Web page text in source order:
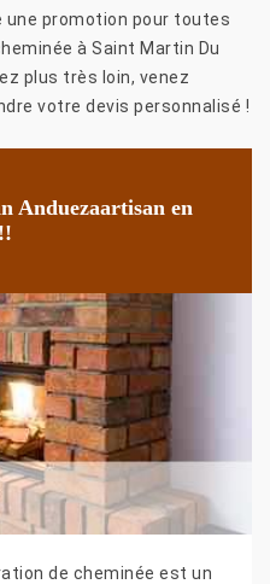
une promotion pour toutes
à Saint Martin Du
plus très loin, venez
votre devis personnalisé !
Anduezaartisan en
de cheminée est un